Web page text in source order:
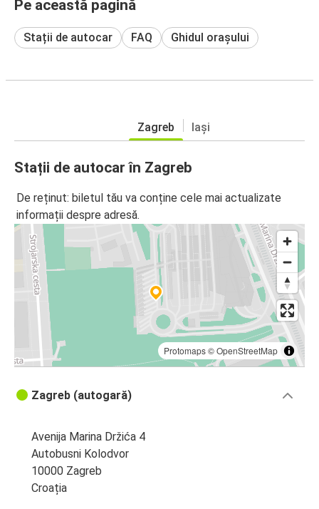
Pe această pagină
Stații de autocar FAQ Ghidul orașului
Zagreb Iași
Stații de autocar în Zagreb
De reținut: biletul tău va conține cele mai actualizate
informații despre adresă.
Protomaps©OpenStreetMap
Zagreb (autogară)
Avenija Marina Držića 4
Autobusni Kolodvor
10000 Zagreb
Croația